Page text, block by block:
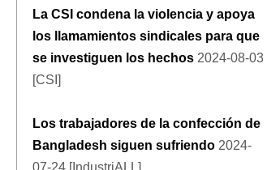
La CSI condena la violencia y apoya
los llamamientos sindicales para que
se investiguen los hechos 2024-08-03
[CSI]
Los trabajadores de la confección de
Bangladesh siguen sufriendo 2024-
07-24 [IndustriALL]